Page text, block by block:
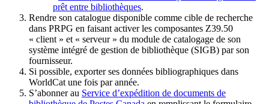
prêt entre bibliothèques.
Rendre son catalogue disponible comme cible de recherche
dans PRPG en faisant activer les composantes Z39.50
« client » et « serveur » du module de catalogage de son
système intégré de gestion de bibliothèque (SIGB) par son
fournisseur.
Si possible, exporter ses données bibliographiques dans
WorldCat une fois par année.
S’abonner au Service d’expédition de documents de